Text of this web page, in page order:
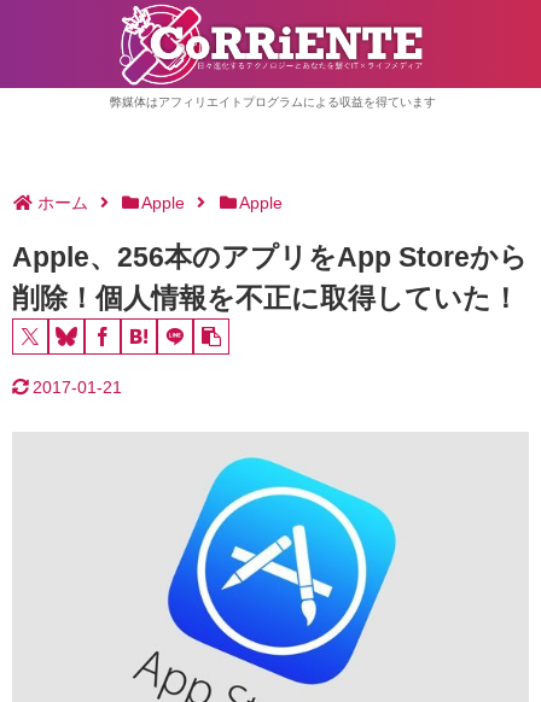
弊媒体はアフィリエイトプログラムによる収益を得ています
ホーム Apple Apple
Apple、256本のアプリをApp Storeから
削除！個人情報を不正に取得していた！
2017-01-21